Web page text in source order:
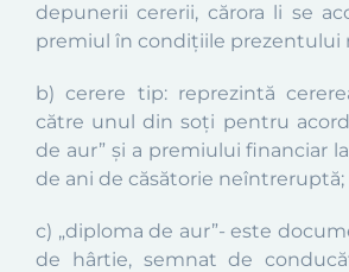
depunerii cererii, cărora li se
premiul în condițiile prezentului
b) cerere tip: reprezintă
către unul din soți pentru
de aur” și a premiului financiar
de ani de căsătorie neîntreruptă;
c) „diploma de aur”- este
de hârtie, semnat de